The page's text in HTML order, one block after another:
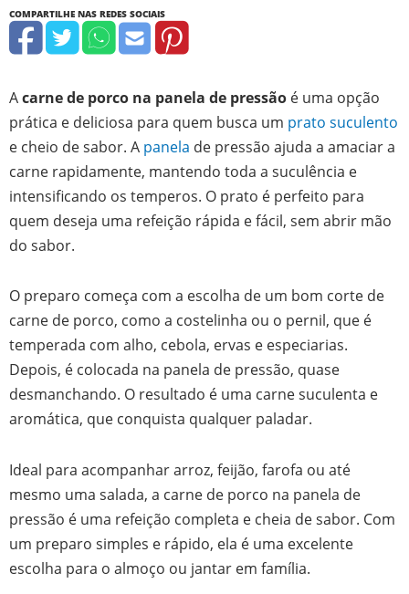
Acarne de porco na panela de pressão é uma opção
prática e deliciosa para quem busca um prato suculento
e cheio de sabor. A panela de pressão ajuda a amaciar a
carne rapidamente, mantendo toda a suculência e
intensificando os temperos. O prato é perfeito para
quem deseja uma refeição rápida e fácil, sem abrir mão
do sabor.
O preparo começa com a escolha de um bom corte de
carne de porco, como a costelinha ou o pernil, que é
temperada com alho, cebola, ervas e especiarias.
Depois, é colocada na panela de pressão, quase
desmanchando. O resultado é uma carne suculenta e
aromática, que conquista qualquer paladar.
Ideal para acompanhar arroz, feijão, farofa ou até
mesmo uma salada, a carne de porco na panela de
pressão é uma refeição completa e cheia de sabor. Com
um preparo simples e rápido, ela é uma excelente
escolha para o almoço ou jantar em família.